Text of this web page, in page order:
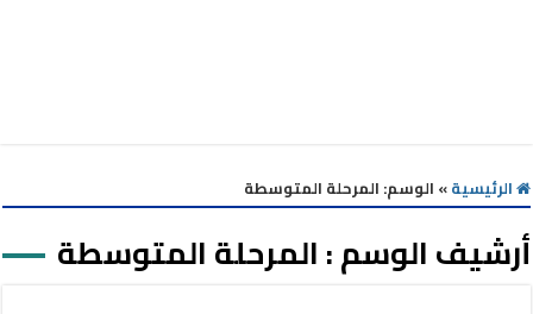
الرئيسية» الوسم: المرحلة المتوسطة
أرشيف الوسم :المرحلة المتوسطة